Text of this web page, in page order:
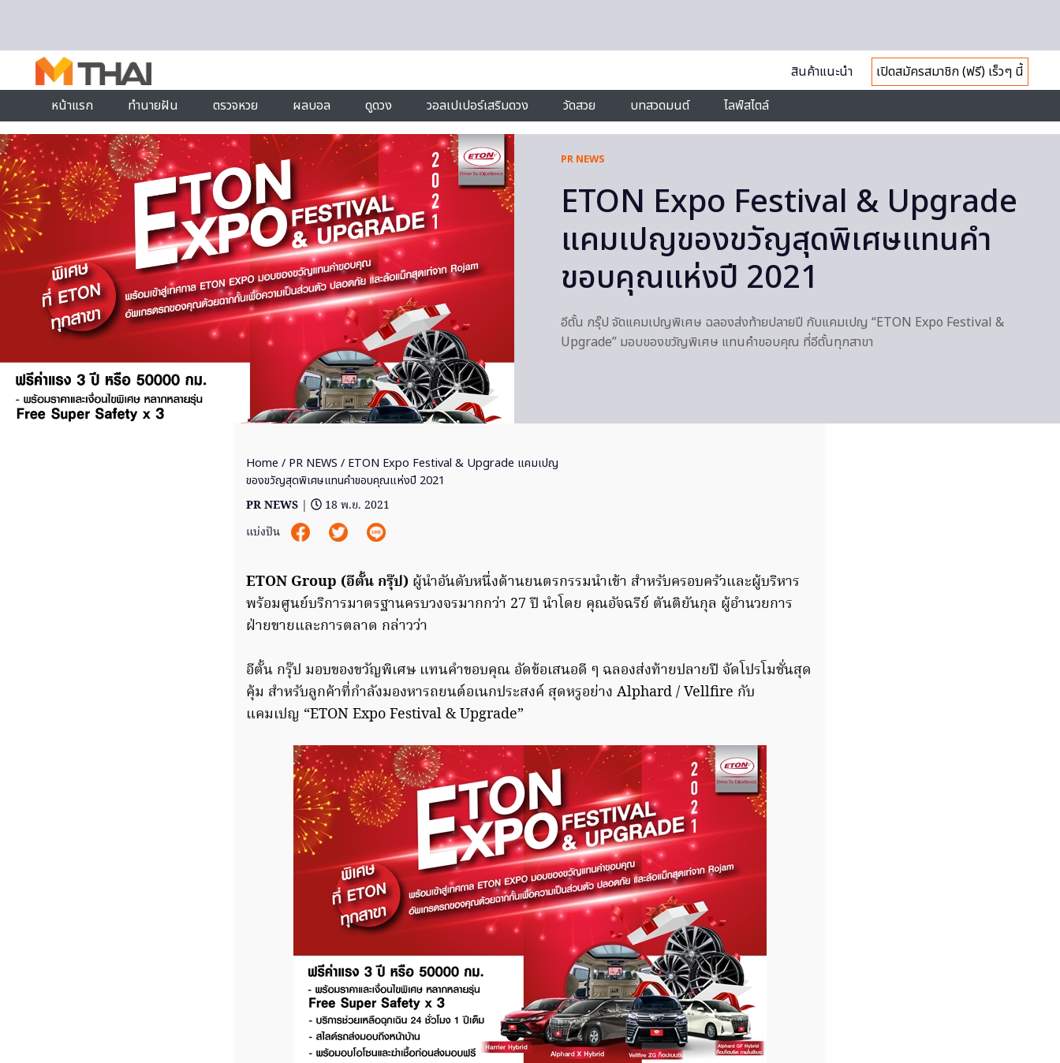
สินค้าแนะนำ
เปิดสมัครสมาชิก (ฟรี) เร็วๆ นี้
หน้าแรก
ทำนายฝัน ตรวจหวย ผลบอล ดูดวง วอลเปเปอร์เสริมดวง วัดสวย บทสวดมนต์ ไลฟ์สไตล์
PR NEWS
ETON Expo Festival & Upgrade
แคมเปญของขวัญสุดพิเศษแทนคำ
ขอบคุณแห่งปี 2021
อีตั้น กรุ๊ป จัดแคมเปญพิเศษ ฉลองส่งท้ายปลายปี กับแคมเปญ “ETON Expo Festival &
Upgrade” มอบของขวัญพิเศษ แทนคำขอบคุณ ที่อีตั้นทุกสาขา
Home / PR NEWS / ETON Expo Festival & Upgrade แคมเปญ
ของขวัญสุดพิเศษแทนคำขอบคุณแห่งปี 2021
PR NEWS |
18 พ.ย. 2021
แบ่งปัน
ETON Group (อีตั้น กรุ๊ป) ผู้นำอันดับหนึ่งด้านยนตรกรรมนำเข้า สำหรับครอบครัวและผู้บริหาร
พร้อมศูนย์บริการมาตรฐานครบวงจรมากกว่า 27 ปี นำโดย คุณอัจฉรีย์ ตันติยันกุล ผู้อำนวยการ
ฝ่ายขายและการตลาด กล่าวว่า
อีตั้น กรุ๊ป มอบของขวัญพิเศษ แทนคำขอบคุณ อัดข้อเสนอดี ๆ ฉลองส่งท้ายปลายปี จัดโปรโมชั่นสุด
คุ้ม สำหรับลูกค้าที่กำลังมองหารถยนต์อเนกประสงค์ สุดหรูอย่าง Alphard / Vellfire กับ
แคมเปญ “ETON Expo Festival & Upgrade”